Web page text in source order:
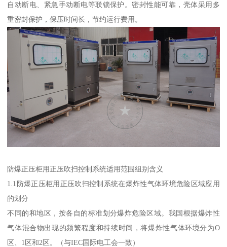
自动断电、紧急手动断电等联锁保护。密封性能可靠，壳体采用多
重密封保护，保压时间长，节约运行费用。
防爆正压柜用正压吹扫控制系统适用范围组别含义
1.1防爆正压柜用正压吹扫控制系统在爆炸性气体环境危险区域应用
的划分
不同的和地区，按各自的标准划分爆炸危险区域。我国根据爆炸性
气体混合物出现的频繁程度和持续时间，将爆炸性气体环境分为O
区、1区和2区。（与IEC国际电工会一致）